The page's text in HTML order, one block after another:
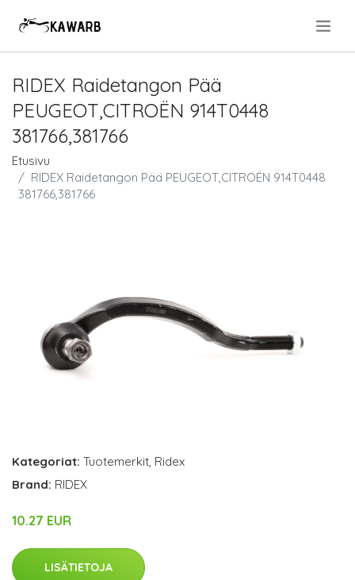
RIDEX Raidetangon Pää
PEUGEOT,CITROËN 914T0448
381766,381766
Etusivu
RIDEX Raidetangon Pää PEUGEOT,CITROËN 914T0448
381766,381766
Kategoriat: Tuotemerkit Ridex
Brand: RIDEX
10.27 EUR
LISÄTIETOJA